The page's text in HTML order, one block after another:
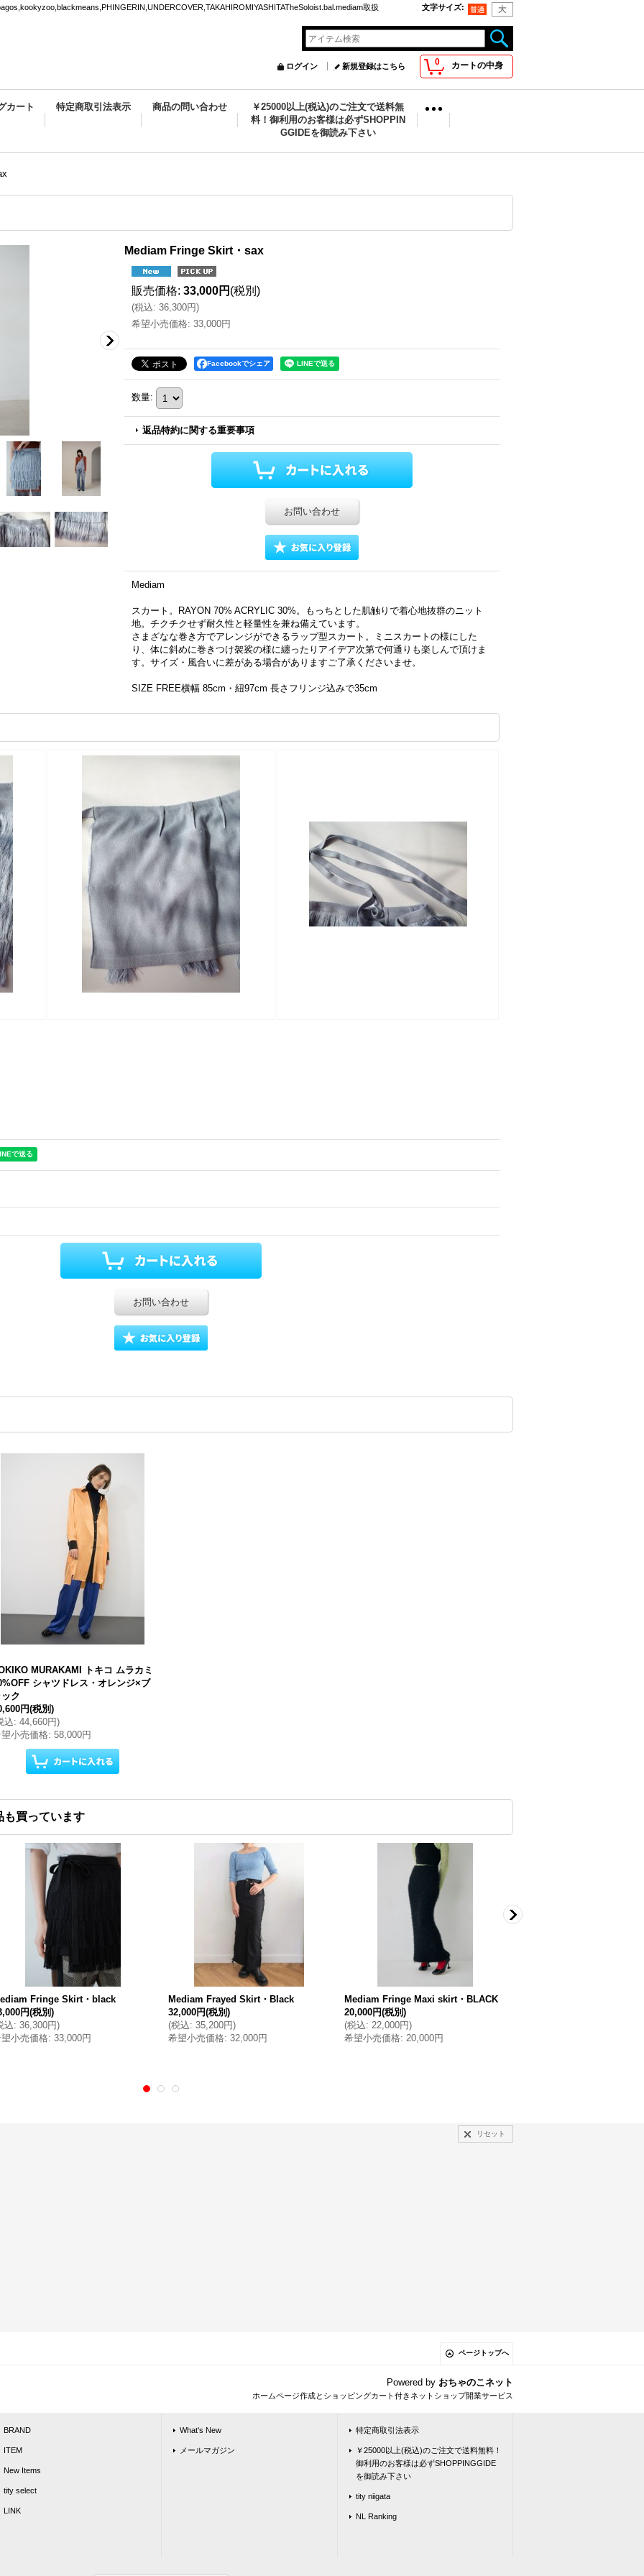
取扱 文字サイズ:
0 カートの中身
ログイン 新規登録はこちら
カート 特定商取引法表示 商品の問い合わせ
￥25000以上(税込)のご注文で送料無
料！御利用のお客様は必ずSHOPPIN
GGIDEを御読み下さい
Mediam Fringe Skirt・sax
販売価格: 33,000円 (税別)
(税込: 36,300円)
希望小売価格: 33,000円
Facebookでシェア
数量:
返品特約に関する重要事項
お問い合わせ
Mediam
スカート。RAYON 70% ACRYLIC 30%。もっちとした肌触りで着心地抜群のニット
地。チクチクせず耐久性と軽量性を兼ね備えています。
さまざなな巻き方でアレンジができるラップ型スカート。ミニスカートの様にした
り、体に斜めに巻きつけ袈裟の様に纏ったりアイデア次第で何通りも楽しんで頂けま
す。サイズ・風合いに差がある場合がありますご了承くださいませ。
SIZE FREE横幅 85cm・紐97cm 長さフリンジ込みで35cm
お問い合わせ
MURAKAMI トキコ ムラカミ
シャツドレス・オレンジ×ブ
ク
円(税別)
込: 44,660円)
小売価格: 58,000円
も買っています
Fringe Skirt・black
円(税別)
込: 36,300円)
小売価格: 33,000円
Mediam Frayed Skirt・Black
32,000円(税別)
(税込: 35,200円)
希望小売価格: 32,000円
Mediam Fringe Maxi skirt・BLACK
20,000円(税別)
(税込: 22,000円)
希望小売価格: 20,000円
リセット
ページトップへ
Powered by おちゃのこネット
ホームページ作成とショッピングカート付きネットショップ開業サービス
BRAND
ITEM
New Items
tity select
LINK
What's New
メールマガジン
特定商取引法表示
￥25000以上(税込)のご注文で送料無料！
御利用のお客様は必ずSHOPPINGGIDE
を御読み下さい
tity niigata
NL Ranking